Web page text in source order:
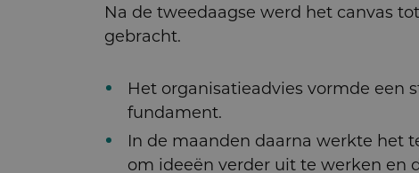
Na de tweedaagse werd het canvas
gebracht.
Het organisatieadvies vormde een
fundament.
In de maanden daarna werkte het
om ideeën verder uit te werken en